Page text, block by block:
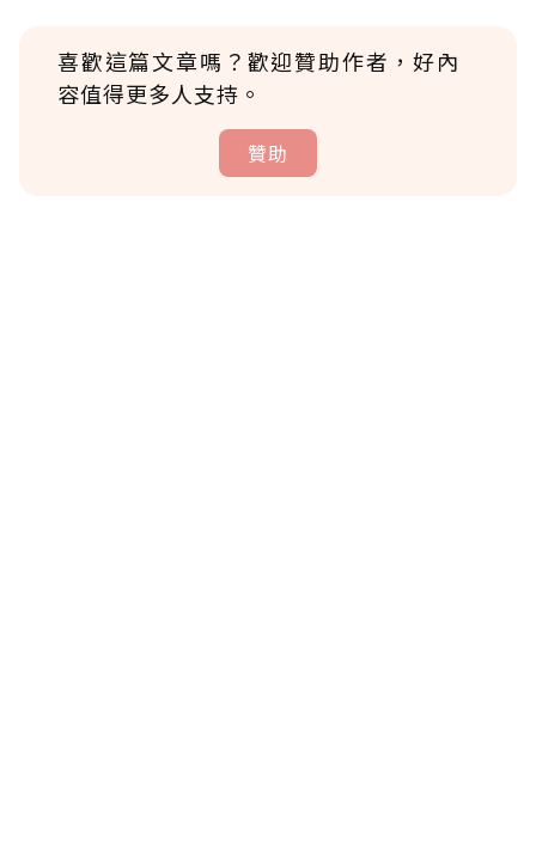
喜歡這篇文章嗎？歡迎贊助作者，好內
容值得更多人支持。
贊助